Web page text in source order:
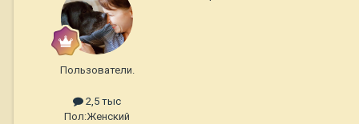
Пользователи.
2,5 тыс
Пол:Женский